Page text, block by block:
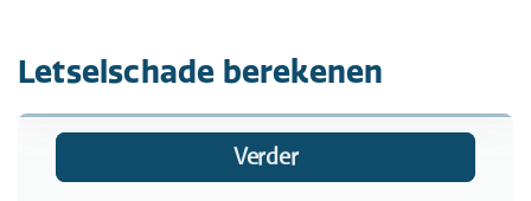
Letselschade berekenen